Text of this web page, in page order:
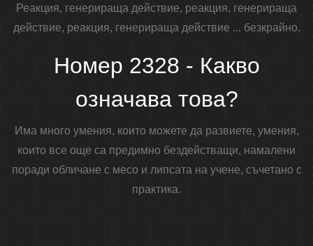
Реакция, генерираща действие, реакция, генерираща
действие, реакция, генерираща действие ... безкрайно.
Номер 2328 - Какво
означава това?
Има много умения, които можете да развиете, умения,
които все още са предимно бездействащи, намалени
поради обличане с месо и липсата на учене, съчетано с
практика.